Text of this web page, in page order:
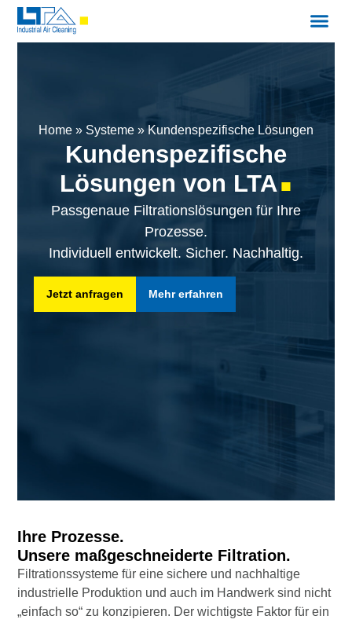
Home» Systeme»Kundenspezifische Lösungen
Kunden­spezifische
Lösungen von LTA■
Passgenaue Filtrationslösungen für Ihre
Prozesse.
Individuell entwickelt. Sicher. Nachhaltig.
Jetzt anfragen Mehr erfahren
Ihre Prozesse.
Unsere maßgeschneiderte Filtration.
Filtrationssysteme für eine sichere und nachhaltige
industrielle Produktion und auch im Handwerk sind nicht
„einfach so“ zu konzipieren. Der wichtigste Faktor für ein